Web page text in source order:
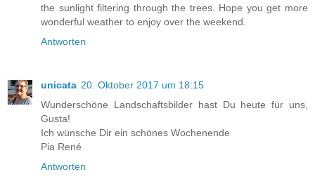
the sunlight filtering through the trees. Hope you get more
wonderful weather to enjoy over the weekend.
Antworten
unicata 20. Oktober 2017 um 18:15
Wunderschöne Landschaftsbilder hast Du heute für uns,
Gusta!
Ich wünsche Dir ein schönes Wochenende
Pia René
Antworten